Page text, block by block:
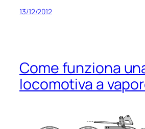
13/12/2012
Come funziona
locomotiva a